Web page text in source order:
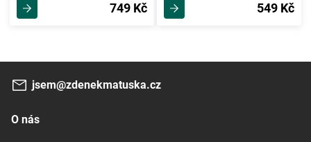
749 Kč 549 Kč
jsem@zdenekmatuska.cz
O nás